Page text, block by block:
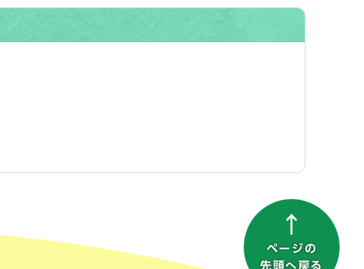
ページの
先頭へ戻る